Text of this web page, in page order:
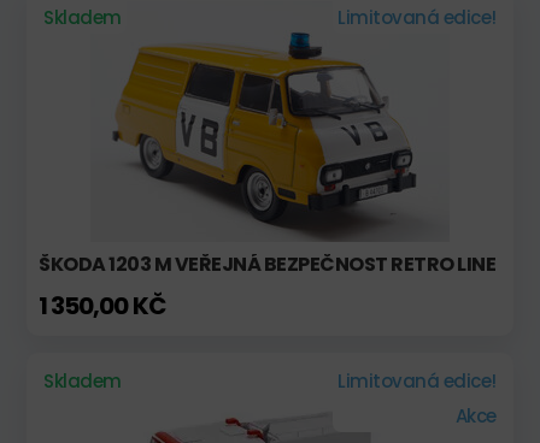
Skladem Limitovaná edice!
ŠKODA 1203 M VEŘEJNÁ BEZPEČNOST RETRO LINE
1 350,00 KČ
Skladem
Limitovaná edice!
Akce